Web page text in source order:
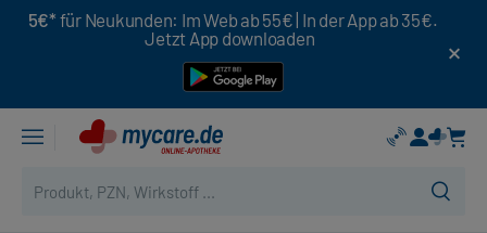
5€* für Neukunden: Im Web ab 55€ | In der App ab 35€.
Jetzt App downloaden